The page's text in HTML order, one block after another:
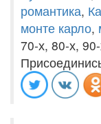
романтика,
монте карло,
70-х, 80-х,